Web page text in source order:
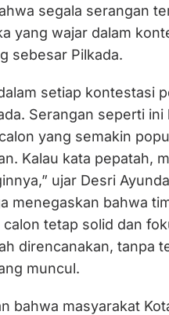
segala serangan
yang wajar dalam
sebesar Pilkada.
setiap kontestasi
Serangan seperti ini
yang semakin
Kalau kata pepatah,
ujar Desri
menegaskan bahwa
tetap solid dan
direncanakan, tanpa
muncul.
bahwa masyarakat